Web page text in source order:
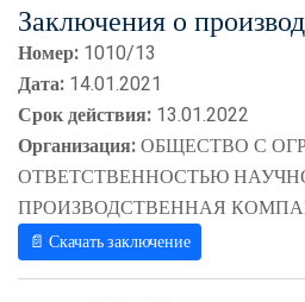
Заключения о
Номер: 1010/13
Дата: 14.01.2021
Срок действия: 13.01.2022
Организация:ОБЩЕСТВО С
ОТВЕТСТВЕННОСТЬЮ
ПРОИЗВОДСТВЕННАЯ
📄 Скачать заключение